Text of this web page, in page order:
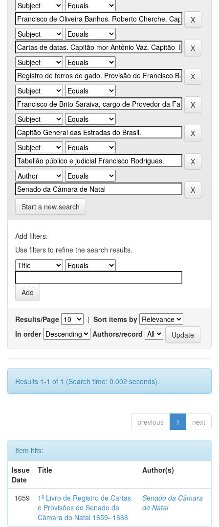
Start a new search
Add filters:
Use filters to refine the search results.
Results/Page | Sort items by
In order
Authors/record
Results 1-1 of 1 (Search time: 0.002 seconds).
previous 1 next
Item hits:
Issue
Date
Title Author(s)
1659
1º Livro de Registro de Cartas
e Provisões do Senado da
Câmara do Natal 1659- 1668
Senado da Câmara
de Natal